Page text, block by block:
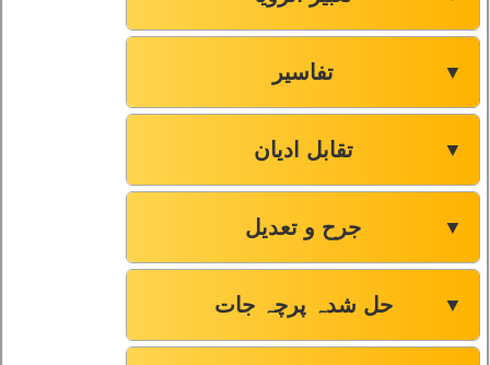
تفاسیر ▼
تقابل ادیان ▼
جرح و تعدیل ▼
حل شدہ پرچہ جات ▼